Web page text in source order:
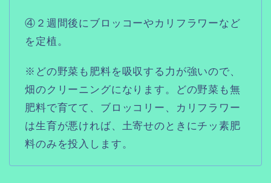
④２週間後にブロッコーやカリフラワーなど
を定植。
※どの野菜も肥料を吸収する力が強いので、
畑のクリーニングになります。どの野菜も無
肥料で育てて、ブロッコリー、カリフラワー
は生育が悪ければ、土寄せのときにチッ素肥
料のみを投入します。